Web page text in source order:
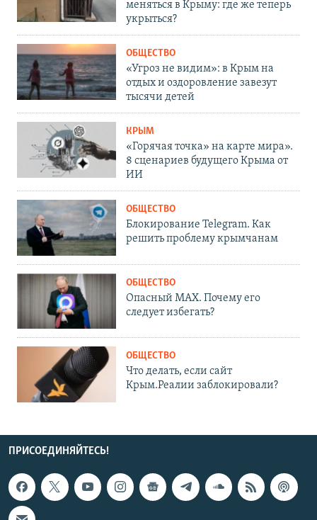
меняться в Крыму: где же теперь
укрыться?
ОБЩЕСТВО
«Угроз не видим»: в Крым на
отдых и оздоровление завезут
тысячи детей
КРЫМ
«Горячая точка» на карте мира».
8 сценариев будущего Крыма от
ИИ
ОБЩЕСТВО
Блокирование Telegram. Как
решить проблему крымчанам
ОБЩЕСТВО
Опасный MAX. Почему его
следует избегать?
ОБЩЕСТВО
Что делать, если сайт
Крым.Реалии заблокировали?
ПРИСОЕДИНЯЙТЕСЬ!